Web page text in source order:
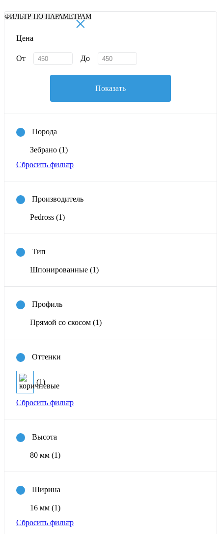
ФИЛЬТР ПО ПАРАМЕТРАМ
×
Цена
От До
Показать
Порода
Зебрано (1)
Сбросить фильтр
Производитель
Pedross (1)
Тип
Шпонированные (1)
Профиль
Прямой со скосом (1)
Оттенки
(1)
Сбросить фильтр
Высота
80 мм (1)
Ширина
16 мм (1)
Сбросить фильтр